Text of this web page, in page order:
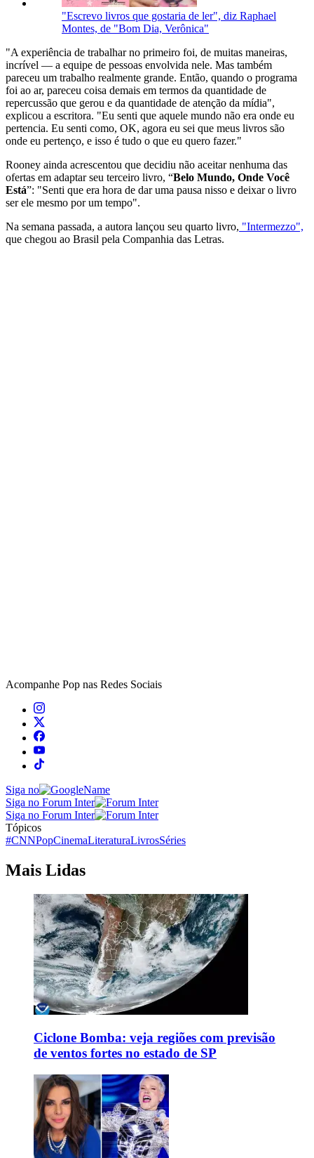
"Escrevo livros que gostaria de ler", diz Raphael
Montes, de "Bom Dia, Verônica"
"A experiência de trabalhar no primeiro foi, de muitas maneiras,
incrível — a equipe de pessoas envolvida nele. Mas também
pareceu um trabalho realmente grande. Então, quando o programa
foi ao ar, pareceu coisa demais em termos da quantidade de
repercussão que gerou e da quantidade de atenção da mídia",
explicou a escritora. "Eu senti que aquele mundo não era onde eu
pertencia. Eu senti como, OK, agora eu sei que meus livros são
onde eu pertenço, e isso é tudo o que eu quero fazer."
Rooney ainda acrescentou que decidiu não aceitar nenhuma das
ofertas em adaptar seu terceiro livro, “Belo Mundo, Onde Você
Está”: "Senti que era hora de dar uma pausa nisso e deixar o livro
ser ele mesmo por um tempo".
Na semana passada, a autora lançou seu quarto livro, "Intermezzo",
que chegou ao Brasil pela Companhia das Letras.
Acompanhe Pop nas Redes Sociais
Siga no
Siga no Forum Inter
Siga no Forum Inter
Tópicos
#CNNPopCinemaLiteraturaLivrosSéries
Mais Lidas
Ciclone Bomba: veja regiões com previsão
de ventos fortes no estado de SP